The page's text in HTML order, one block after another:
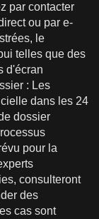
par contacter
ou par e-
le
telles que des
d'écran
: Les
dans les 24
dossier
pour la
consulteront
des
cas sont